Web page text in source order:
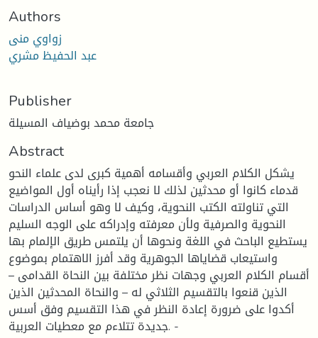
Authors
زواوي منى
عبد الحفيظ مشري
Publisher
جامعة محمد بوضياف المسيلة
Abstract
يشكل الكلام العربي وأقسامه أهمية كبرى لدى علماء النحو
قدماء كانوا أو محدثين لذلك لا نعجب إذا رأيناه أول المواضيع
التي تناولته الكتب النحوية، وكيف لا وهو أساس الدراسات
النحوية والصرفية ولأن معرفته وإدراكه على الوجه السليم
يستطيع الباحث في اللغة ونحوها أن يلتمس طريق الإلمام بها
واستيعاب قضاياها الجوهرية وقد أفرز الاهتمام بموضوع
أقسام الكلام العربي وجهات نظر مختلفة بين النحاة القدامى –
الذين قنعوا بالتقسيم الثلاثي له – والنحاة المحدثين الذين
أكدوا على ضرورة إعادة النظر في هذا التقسيم وفق أسس
جديدة تتلاءم مع معطيات العربية. -